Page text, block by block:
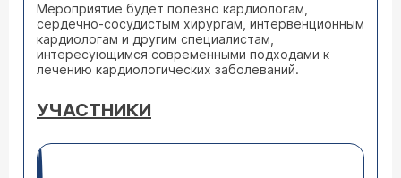
Мероприятие будет полезно кардиологам,
сердечно-сосудистым хирургам, интервенционным
кардиологам и другим специалистам,
интересующимся современными подходами к
лечению кардиологических заболеваний.
УЧАСТНИКИ